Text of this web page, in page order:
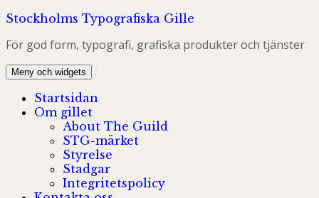
Hoppa
innehåll
Stockholms Typografiska Gille
För god form, typografi, grafiska produkter och tjänster
Meny och widgets
Startsidan
Om gillet
About The Guild
STG-märket
Styrelse
Stadgar
Integritetspolicy